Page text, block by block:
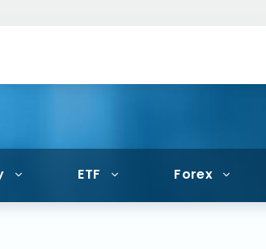
ETF Forex